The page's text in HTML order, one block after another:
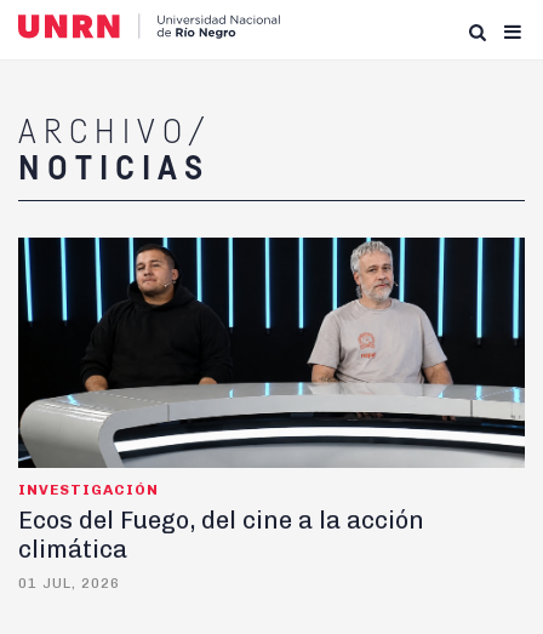
ARCHIVO/
NOTICIAS
INVESTIGACIÓN
Ecos del Fuego, del cine a la acción
climática
01 JUL, 2026